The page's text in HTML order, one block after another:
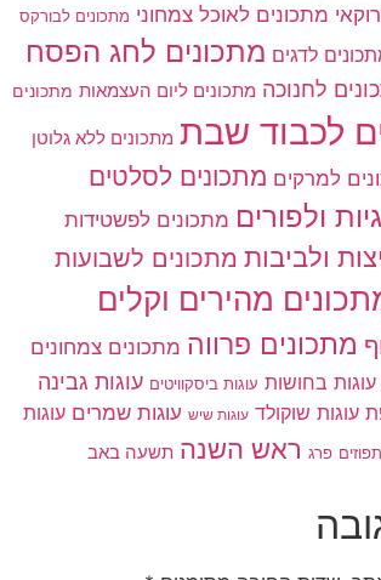
מתכונים לאוכל צמחוני מתכונים לבורקס
לדגים מתכונים לחג הפסח
לחנוכה מתכונים ליום העצמאות מתכונים
לכבוד שבת מתכונים ללא גלוטן
למרקים מתכונים לסלטים
ולפורים מתכונים לפשטידות
ולביבות מתכונים לשבועות
מהירים וקלים
מתכונים פרווה מתכונים צמחונים
עוגות בחושות עוגות ביסקוויטים עוגות גבינה
עוגות שוקולד עוגות שיש עוגות שמרים עוגות
פרג ראש השנה תשעה באב